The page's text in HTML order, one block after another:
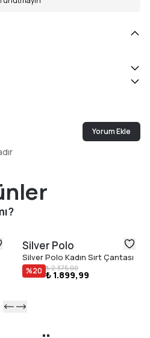
Yorum Ekle
Silver Polo
Silver Polo Kadın Sırt Çantası
%20 ₺ 2.375,00
₺ 1.899,99